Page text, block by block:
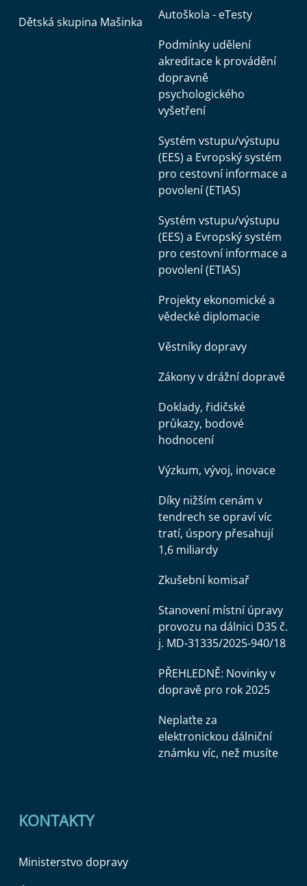
Dětská skupina Mašinka
Autoškola - eTesty
Podmínky udělení
akreditace k provádění
dopravně
psychologického
vyšetření
Systém vstupu/výstupu
(EES) a Evropský systém
pro cestovní informace a
povolení (ETIAS)
Systém vstupu/výstupu
(EES) a Evropský systém
pro cestovní informace a
povolení (ETIAS)
Projekty ekonomické a
vědecké diplomacie
Věstníky dopravy
Zákony v drážní dopravě
Doklady, řidičské
průkazy, bodové
hodnocení
Výzkum, vývoj, inovace
Díky nižším cenám v
tendrech se opraví víc
tratí, úspory přesahují
1,6 miliardy
Zkušební komisař
Stanovení místní úpravy
provozu na dálnici D35 č.
j. MD-31335/2025-940/18
PŘEHLEDNĚ: Novinky v
dopravě pro rok 2025
Neplaťte za
elektronickou dálniční
známku víc, než musíte
KONTAKTY
Ministerstvo dopravy